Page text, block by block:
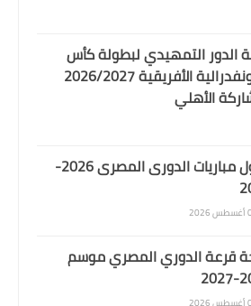
رباعى الفريق
الدور التمهيدي لبطولة كأس
الكونفدرالية الأفريقية 2026/2027
الأهلي
جدول مباريات الدورى المصرى 2026-
قرعة الدوري المصري موسم